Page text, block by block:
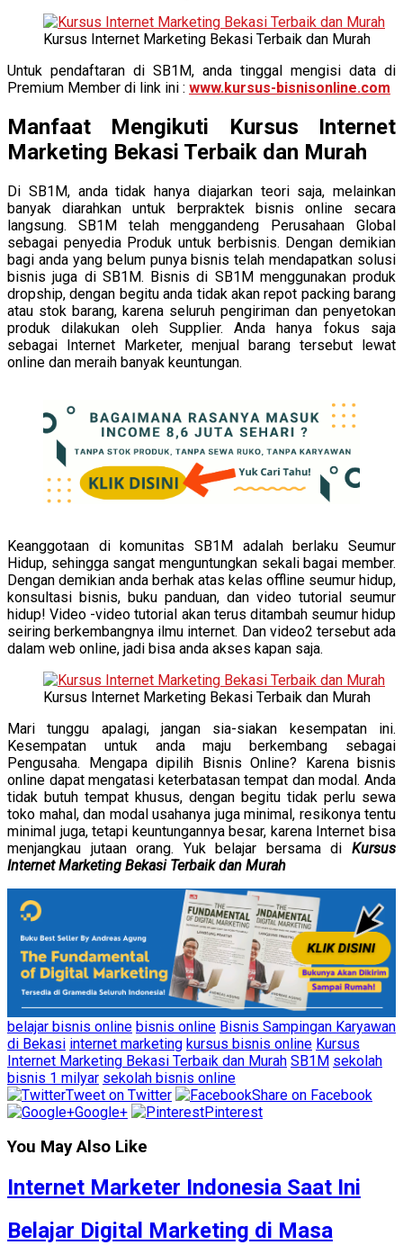
Kursus Internet Marketing Bekasi Terbaik dan Murah
Untuk pendaftaran di SB1M, anda tinggal mengisi data di
Premium Member di link ini : www.kursus-bisnisonline.com
Manfaat Mengikuti Kursus Internet
Marketing Bekasi Terbaik dan Murah
Di SB1M, anda tidak hanya diajarkan teori saja, melainkan
banyak diarahkan untuk berpraktek bisnis online secara
langsung. SB1M telah menggandeng Perusahaan Global
sebagai penyedia Produk untuk berbisnis. Dengan demikian
bagi anda yang belum punya bisnis telah mendapatkan solusi
bisnis juga di SB1M. Bisnis di SB1M menggunakan produk
dropship, dengan begitu anda tidak akan repot packing barang
atau stok barang, karena seluruh pengiriman dan penyetokan
produk dilakukan oleh Supplier. Anda hanya fokus saja
sebagai Internet Marketer, menjual barang tersebut lewat
online dan meraih banyak keuntungan.
Keanggotaan di komunitas SB1M adalah berlaku Seumur
Hidup, sehingga sangat menguntungkan sekali bagai member.
Dengan demikian anda berhak atas kelas offline seumur hidup,
konsultasi bisnis, buku panduan, dan video tutorial seumur
hidup! Video -video tutorial akan terus ditambah seumur hidup
seiring berkembangnya ilmu internet. Dan video2 tersebut ada
dalam web online, jadi bisa anda akses kapan saja.
Kursus Internet Marketing Bekasi Terbaik dan Murah
Mari tunggu apalagi, jangan sia-siakan kesempatan ini.
Kesempatan untuk anda maju berkembang sebagai
Pengusaha. Mengapa dipilih Bisnis Online? Karena bisnis
online dapat mengatasi keterbatasan tempat dan modal. Anda
tidak butuh tempat khusus, dengan begitu tidak perlu sewa
toko mahal, dan modal usahanya juga minimal, resikonya tentu
minimal juga, tetapi keuntungannya besar, karena Internet bisa
menjangkau jutaan orang. Yuk belajar bersama di Kursus
Internet Marketing Bekasi Terbaik dan Murah
belajar bisnis online bisnis online Bisnis Sampingan Karyawan
di Bekasi internet marketing kursus bisnis online Kursus
Internet Marketing Bekasi Terbaik dan Murah SB1M sekolah
bisnis 1 milyar sekolah bisnis online
Tweet on Twitter
Share on Facebook
Google+
Pinterest
You May Also Like
Internet Marketer Indonesia Saat Ini
Belajar Digital Marketing di Masa